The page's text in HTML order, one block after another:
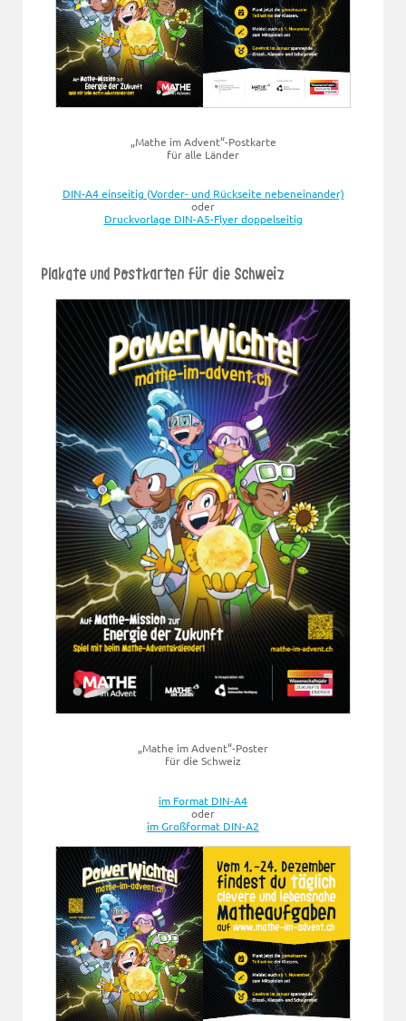
„Mathe im Advent“-Postkarte
für alle Länder
DIN-A4 einseitig (Vorder- und Rückseite nebeneinander)
oder
Druckvorlage DIN-A5-Flyer doppelseitig
Plakate und Postkarten für die Schweiz
„Mathe im Advent“-Poster
für die Schweiz
im Format DIN-A4
oder
im Großformat DIN-A2